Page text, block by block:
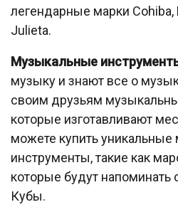
легендарные марки Cohiba,
Julieta.
Музыкальные
музыку и знают все о
своим друзьям
которые изготавливают
можете купить
инструменты, такие как
которые будут
Кубы.